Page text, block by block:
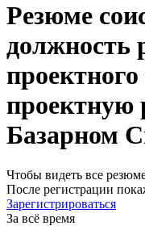
Резюме
должность
проектную
Базарном
Чтобы видеть все
После регистрации
Зарегистрироваться
За всё время